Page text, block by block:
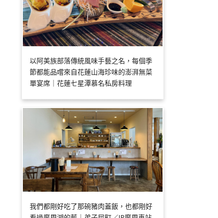
以阿美族部落傳統風味手藝之名，每個季
節都能品嚐來自花蓮山海珍味的澎湃無菜
單宴席｜花蓮七星潭慕名私房料理
我們都剛好吃了那碗豬肉蓋飯，也都剛好